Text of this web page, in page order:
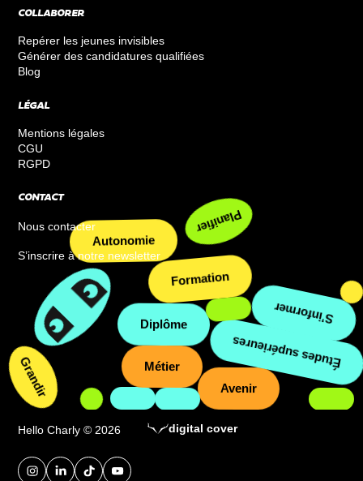
COLLABORER
Repérer les jeunes invisibles
Générer des candidatures qualifiées
Blog
LÉGAL
Mentions légales
CGU
RGPD
CONTACT
Nous contacter
S’inscrire à notre newsletter
Formation
Planifier
Diplôme
Avenir
Études supérieures
Métier
Grandir
S’informer
Autonomie
Hello Charly © 2026 digital cover